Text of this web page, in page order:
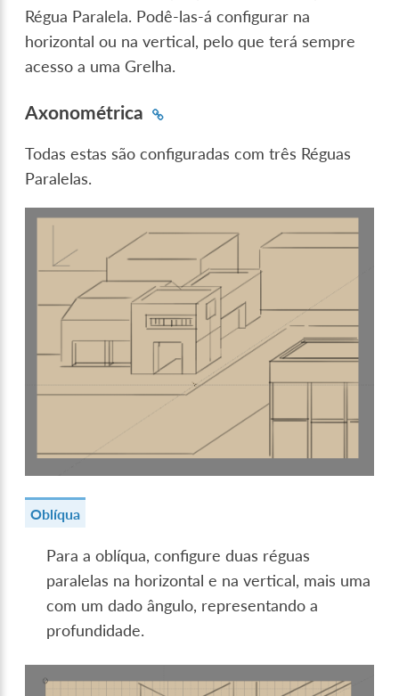
Régua Paralela. Podê-las-á configurar na
horizontal ou na vertical, pelo que terá sempre
acesso a uma Grelha.
Axonométrica
Todas estas são configuradas com três Réguas
Paralelas.
Oblíqua
Para a oblíqua, configure duas réguas
paralelas na horizontal e na vertical, mais uma
com um dado ângulo, representando a
profundidade.